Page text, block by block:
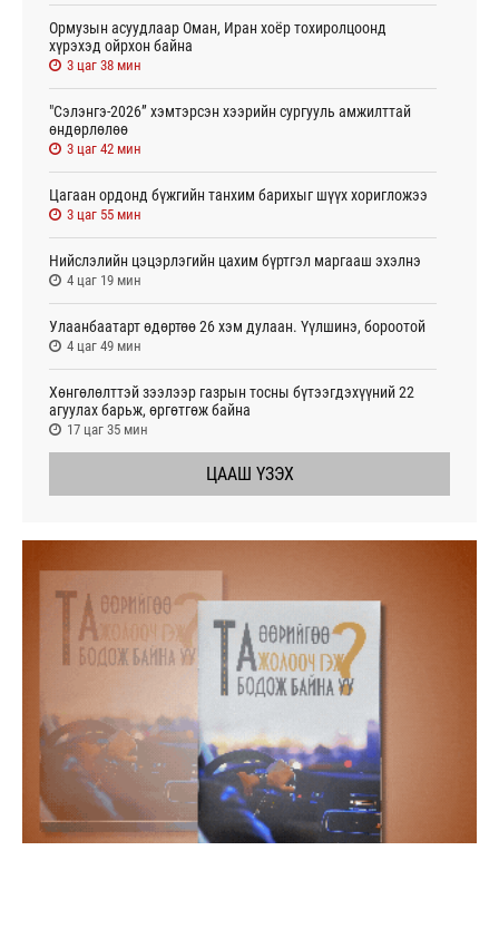
Ормузын асуудлаар Оман, Иран хоёр тохиролцоонд
хүрэхэд ойрхон байна
3 цаг 38 мин
"Сэлэнгэ-2026” хэмтэрсэн хээрийн сургууль амжилттай
өндөрлөлөө
3 цаг 42 мин
Цагаан ордонд бүжгийн танхим барихыг шүүх хоригложээ
3 цаг 55 мин
Нийслэлийн цэцэрлэгийн цахим бүртгэл маргааш эхэлнэ
4 цаг 19 мин
Улаанбаатарт өдөртөө 26 хэм дулаан. Үүлшинэ, бороотой
4 цаг 49 мин
Хөнгөлөлттэй зээлээр газрын тосны бүтээгдэхүүний 22
агуулах барьж, өргөтгөж байна
17 цаг 35 мин
ЦААШ ҮЗЭХ